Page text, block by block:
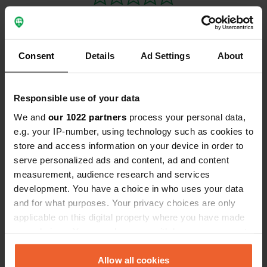
Consent Details Ad Settings About
Responsible use of your data
We and our 1022 partners process your personal data,
e.g. your IP-number, using technology such as cookies to
store and access information on your device in order to
serve personalized ads and content, ad and content
measurement, audience research and services
development. You have a choice in who uses your data
and for what purposes. Your privacy choices are only
applicable on this digital property where you have made
any time from the Cookie Declaration or by clicking on
the Privacy trigger icon.Allow all cookies
Contact
Emplacement
Rue Saint-Blaise
50600, Saint-Hilaire-du-Harcouët, France
Copie
Coordonnées
48° 34' 33" N 1° 5' 27" W
Copie
48.57596 -1.09086
Code du site
Copie